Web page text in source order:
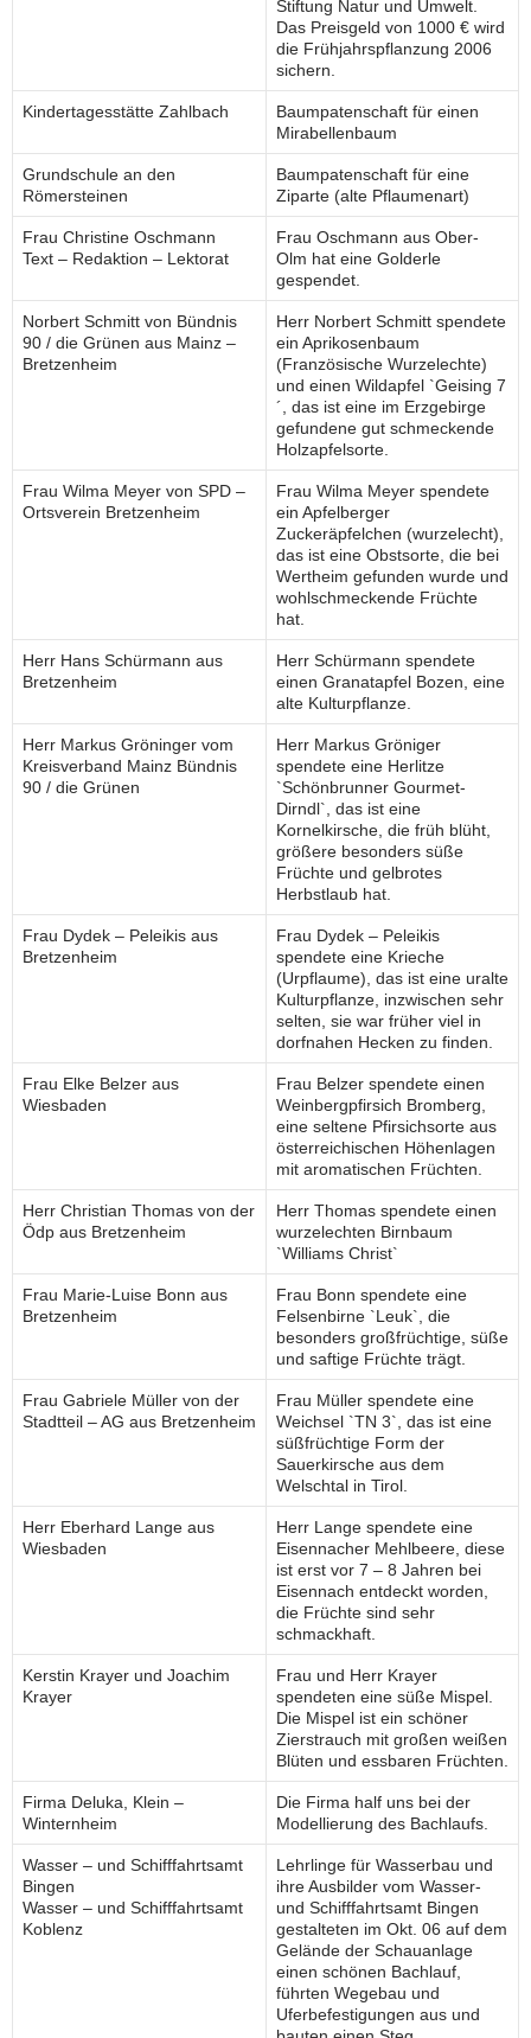
Stiftung Natur und Umwelt.
Das Preisgeld von 1000 € wird
die Frühjahrspflanzung 2006
sichern.
Kindertagesstätte Zahlbach
Baumpatenschaft für einen
Mirabellenbaum
Grundschule an den
Römersteinen
Baumpatenschaft für eine
Ziparte (alte Pflaumenart)
Frau Christine Oschmann
Text – Redaktion – Lektorat
Frau Oschmann aus Ober-
Olm hat eine Golderle
gespendet.
Norbert Schmitt von Bündnis
90 / die Grünen aus Mainz –
Bretzenheim
Herr Norbert Schmitt spendete
ein Aprikosenbaum
(Französische Wurzelechte)
und einen Wildapfel `Geising 7
´, das ist eine im Erzgebirge
gefundene gut schmeckende
Holzapfelsorte.
Frau Wilma Meyer von SPD –
Ortsverein Bretzenheim
Frau Wilma Meyer spendete
ein Apfelberger
Zuckeräpfelchen (wurzelecht),
das ist eine Obstsorte, die bei
Wertheim gefunden wurde und
wohlschmeckende Früchte
hat.
Herr Hans Schürmann aus
Bretzenheim
Herr Schürmann spendete
einen Granatapfel Bozen, eine
alte Kulturpflanze.
Herr Markus Gröninger vom
Kreisverband Mainz Bündnis
90 / die Grünen
Herr Markus Gröniger
spendete eine Herlitze
`Schönbrunner Gourmet-
Dirndl`, das ist eine
Kornelkirsche, die früh blüht,
größere besonders süße
Früchte und gelbrotes
Herbstlaub hat.
Frau Dydek – Peleikis aus
Bretzenheim
Frau Dydek – Peleikis
spendete eine Krieche
(Urpflaume), das ist eine uralte
Kulturpflanze, inzwischen sehr
selten, sie war früher viel in
dorfnahen Hecken zu finden.
Frau Elke Belzer aus
Wiesbaden
Frau Belzer spendete einen
Weinbergpfirsich Bromberg,
eine seltene Pfirsichsorte aus
österreichischen Höhenlagen
mit aromatischen Früchten.
Herr Christian Thomas von der
Ödp aus Bretzenheim
Herr Thomas spendete einen
wurzelechten Birnbaum
`Williams Christ`
Frau Marie-Luise Bonn aus
Bretzenheim
Frau Bonn spendete eine
Felsenbirne `Leuk`, die
besonders großfrüchtige, süße
und saftige Früchte trägt.
Frau Gabriele Müller von der
Stadtteil – AG aus Bretzenheim
Frau Müller spendete eine
Weichsel `TN 3`, das ist eine
süßfrüchtige Form der
Sauerkirsche aus dem
Welschtal in Tirol.
Herr Eberhard Lange aus
Wiesbaden
Herr Lange spendete eine
Eisennacher Mehlbeere, diese
ist erst vor 7 – 8 Jahren bei
Eisennach entdeckt worden,
die Früchte sind sehr
schmackhaft.
Kerstin Krayer und Joachim
Krayer
Frau und Herr Krayer
spendeten eine süße Mispel.
Die Mispel ist ein schöner
Zierstrauch mit großen weißen
Blüten und essbaren Früchten.
Firma Deluka, Klein –
Winternheim
Die Firma half uns bei der
Modellierung des Bachlaufs.
Wasser – und Schifffahrtsamt
Bingen
Wasser – und Schifffahrtsamt
Koblenz
Lehrlinge für Wasserbau und
ihre Ausbilder vom Wasser-
und Schifffahrtsamt Bingen
gestalteten im Okt. 06 auf dem
Gelände der Schauanlage
einen schönen Bachlauf,
führten Wegebau und
Uferbefestigungen aus und